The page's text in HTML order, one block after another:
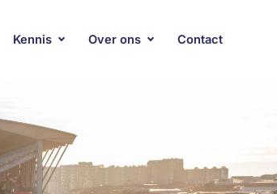
Kennis Over ons Contact